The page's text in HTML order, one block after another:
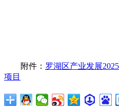
附件： 罗湖区产业发展
项目